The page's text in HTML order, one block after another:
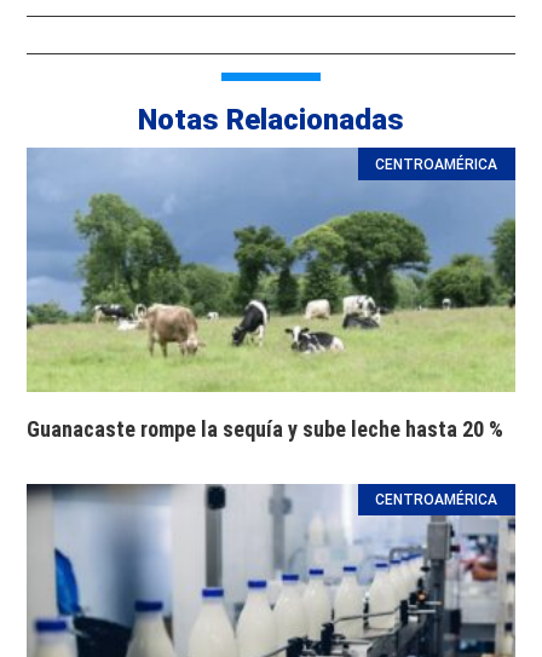
Notas Relacionadas
CENTROAMÉRICA
Guanacaste rompe la sequía y sube leche hasta 20 %
CENTROAMÉRICA